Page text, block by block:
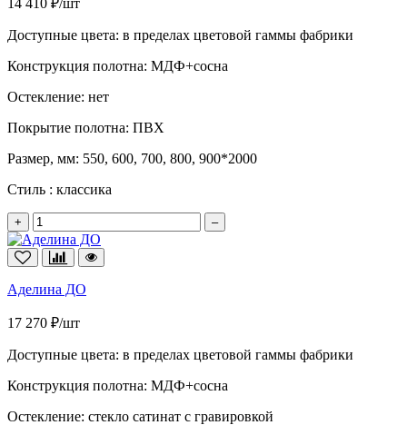
Доступные цвета: в пределах цветовой гаммы фабрики
Конструкция полотна: МДФ+сосна
Остекление: нет
Покрытие полотна: ПВХ
Размер, мм: 550, 600, 700, 800, 900*2000
Стиль : классика
+ –
Аделина ДО
17 270 ₽/шт
Доступные цвета: в пределах цветовой гаммы фабрики
Конструкция полотна: МДФ+сосна
Остекление: стекло сатинат с гравировкой